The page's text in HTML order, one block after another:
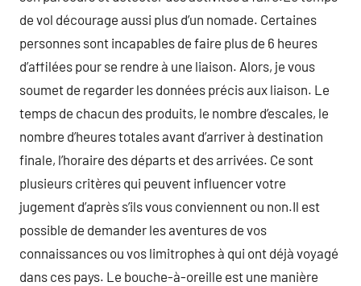
de vol décourage aussi plus d’un nomade. Certaines
personnes sont incapables de faire plus de 6 heures
d’affilées pour se rendre à une liaison. Alors, je vous
soumet de regarder les données précis aux liaison. Le
temps de chacun des produits, le nombre d’escales, le
nombre d’heures totales avant d’arriver à destination
finale, l’horaire des départs et des arrivées. Ce sont
plusieurs critères qui peuvent influencer votre
jugement d’après s’ils vous conviennent ou non.Il est
possible de demander les aventures de vos
connaissances ou vos limitrophes à qui ont déjà voyagé
dans ces pays. Le bouche-à-oreille est une manière